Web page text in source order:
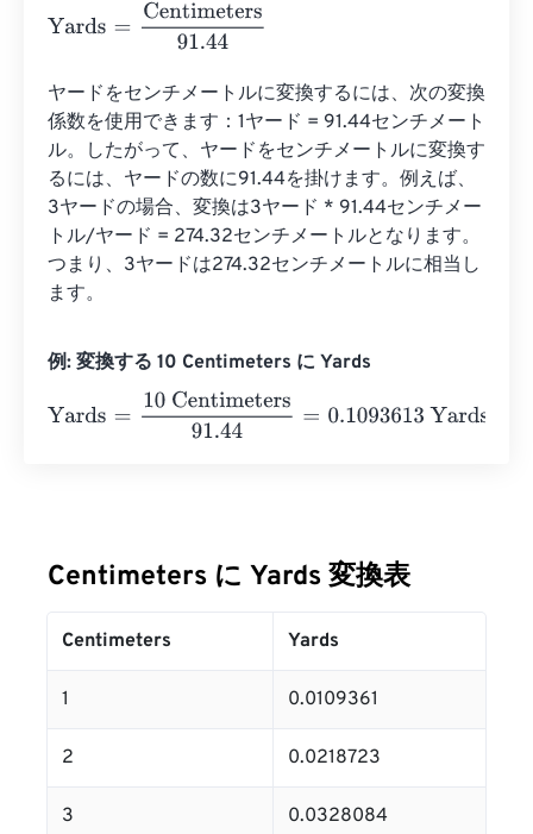
Yards Centimeters91.44
ヤードをセンチメートルに変換するには、次の変換
係数を使用できます：1ヤード = 91.44センチメート
ル。したがって、ヤードをセンチメートルに変換す
るには、ヤードの数に91.44を掛けます。例えば、
3ヤードの場合、変換は3ヤード * 91.44センチメー
トル/ヤード = 274.32センチメートルとなります。
つまり、3ヤードは274.32センチメートルに相当し
ます。
例: 変換する 10 Centimeters に Yards
Yards
10 Centimeters91.44= 0.1093613 Yards
Centimeters に Yards 変換表
Centimeters Yards
1 0.0109361
2 0.0218723
3 0.0328084